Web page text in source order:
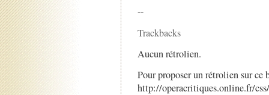
--
Trackbacks
Aucun rétrolien.
Pour proposer un rétrolien sur
http://operacritiques.online.fr/